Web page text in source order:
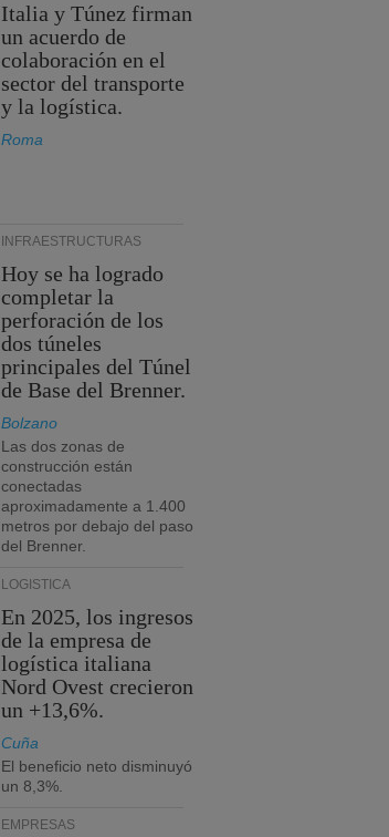
Italia y Túnez firman
un acuerdo de
colaboración en el
sector del transporte
y la logística.
Roma
INFRAESTRUCTURAS
Hoy se ha logrado
completar la
perforación de los
dos túneles
principales del Túnel
de Base del Brenner.
Bolzano
Las dos zonas de
construcción están
conectadas
aproximadamente a 1.400
metros por debajo del paso
del Brenner.
LOGÍSTICA
En 2025, los ingresos
de la empresa de
logística italiana
Nord Ovest crecieron
un +13,6%.
Cuña
El beneficio neto disminuyó
un 8,3%.
EMPRESAS